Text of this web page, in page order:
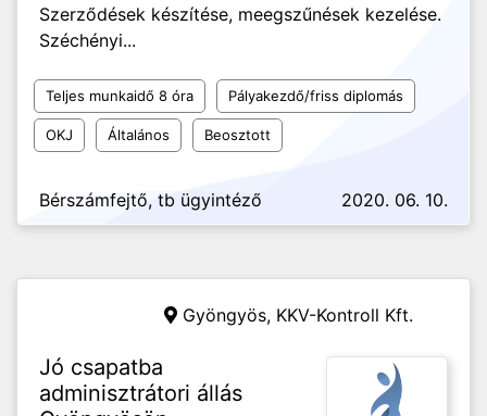
Szerződések készítése, meegszűnések kezelése.
Széchényi...
Teljes munkaidő 8 óra Pályakezdő/friss diplomás
OKJ Általános Beosztott
Bérszámfejtő, tb ügyintéző 2020. 06. 10.
Gyöngyös, KKV-Kontroll Kft.
Jó csapatba
adminisztrátori állás